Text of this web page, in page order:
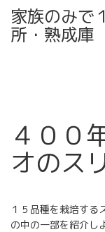
家族のみで
所・熟成庫
４００
オのス
１５品種を栽培する
の中の一部を紹介し